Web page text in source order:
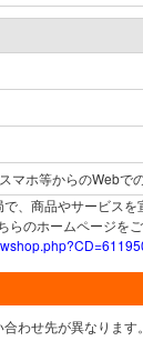
マホ等からのWebで
、商品やサービスを
のホームページをご
わせ先が異なります。